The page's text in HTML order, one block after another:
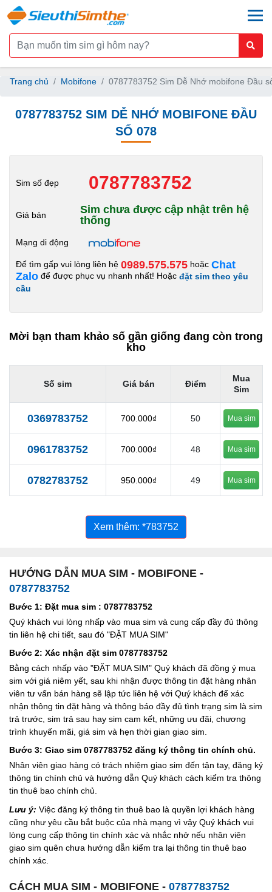
Trang chủ Mobifone 0787783752 Sim Dễ Nhớ mobifone Đầu
0787783752 SIM DỄ NHỚ MOBIFONE ĐẦU
SỐ 078
Sim số đẹp 0787783752
Giá bán
Sim chưa được cập nhật trên hệ
thống
Mạng di động
Để tìm gấp vui lòng liên hệ 0989.575.575 hoặc Chat
Zalo để được phục vụ nhanh nhất! Hoặc đặt sim theo yêu
cầu
Mời bạn tham khảo số gần giống đang còn trong
kho
Số sim Giá bán Điểm
Mua
Sim
0369783752 700.000₫ 50 Mua sim
0961783752 700.000₫ 48 Mua sim
0782783752 950.000₫ 49 Mua sim
Xem thêm: *783752
HƯỚNG DẪN MUA SIM - MOBIFONE -
0787783752
Bước 1: Đặt mua sim : 0787783752
Quý khách vui lòng nhấp vào mua sim và cung cấp đầy đủ thông
tin liên hệ chi tiết, sau đó "ĐẶT MUA SIM"
Bước 2: Xác nhận đặt sim 0787783752
Bằng cách nhấp vào "ĐẶT MUA SIM" Quý khách đã đồng ý mua
sim với giá niêm yết, sau khi nhận được thông tin đặt hàng nhân
viên tư vấn bán hàng sẽ lập tức liên hệ với Quý khách để xác
nhận thông tin đặt hàng và thông báo đầy đủ tình trạng sim là sim
trả trước, sim trả sau hay sim cam kết, những ưu đãi, chương
trình khuyến mãi, giá sim và hẹn thời gian giao sim.
Bước 3: Giao sim 0787783752 đăng ký thông tin chính chủ.
Nhân viên giao hàng có trách nhiệm giao sim đến tận tay, đăng ký
thông tin chính chủ và hướng dẫn Quý khách cách kiểm tra thông
tin thuê bao chính chủ.
Lưu ý: Việc đăng ký thông tin thuê bao là quyền lợi khách hàng
cũng như yêu cầu bắt buộc của nhà mạng vì vậy Quý khách vui
lòng cung cấp thông tin chính xác và nhắc nhở nếu nhân viên
giao sim quên chưa hướng dẫn kiểm tra lại thông tin thuê bao
chính xác.
CÁCH MUA SIM - MOBIFONE - 0787783752